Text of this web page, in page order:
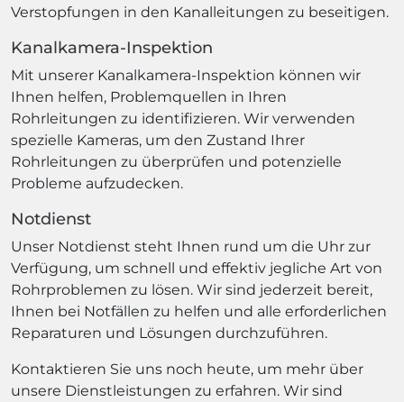
Verstopfungen in den Kanalleitungen zu beseitigen.
Kanalkamera-Inspektion
Mit unserer Kanalkamera-Inspektion können wir
Ihnen helfen, Problemquellen in Ihren
Rohrleitungen zu identifizieren. Wir verwenden
spezielle Kameras, um den Zustand Ihrer
Rohrleitungen zu überprüfen und potenzielle
Probleme aufzudecken.
Notdienst
Unser Notdienst steht Ihnen rund um die Uhr zur
Verfügung, um schnell und effektiv jegliche Art von
Rohrproblemen zu lösen. Wir sind jederzeit bereit,
Ihnen bei Notfällen zu helfen und alle erforderlichen
Reparaturen und Lösungen durchzuführen.
Kontaktieren Sie uns noch heute, um mehr über
unsere Dienstleistungen zu erfahren. Wir sind